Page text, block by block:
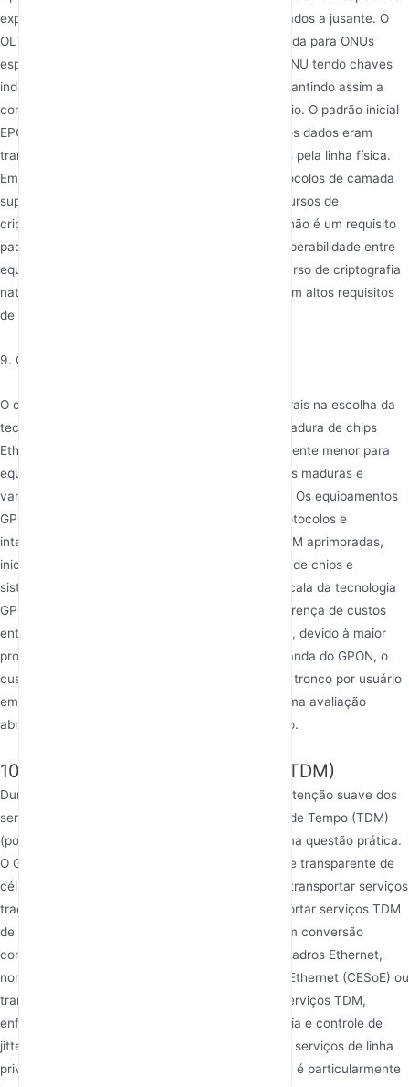
explicitamente o mecanismo de criptografia de dados a jusante. O
OLT pode criptografar a carga útil de dados enviada para ONUs
específicas usando criptografia AES, com cada ONU tendo chaves
independentes e atualizáveis dinamicamente, garantindo assim a
confidencialidade dos dados posteriores do usuário. O padrão inicial
EPON não exigia criptografia na camada de link; os dados eram
transmitidos como transmissões em texto simples pela linha física.
Embora isso possa ser corrigido por meio de protocolos de camada
superior (por exemplo, IPsec) ou adicionando recursos de
criptografia em implementações de dispositivos, não é um requisito
padrão nativo e pode levar a problemas de interoperabilidade entre
equipamentos de diferentes fornecedores. O recurso de criptografia
nativa do GPON reforça seu caso em cenários com altos requisitos
de segurança.
9. Custos de Equipamentos e Implantação
O custo é consistentemente um dos fatores centrais na escolha da
tecnologia. O EPON, aproveitando a tecnologia madura de chips
Ethernet, resulta em uma complexidade relativamente menor para
equipamentos OLT e ONU, com cadeias industriais maduras e
vantagens de custo historicamente significativas. Os equipamentos
GPON, devido ao manuseio mais complexo de protocolos e
integração de GFP, adaptação ATM e funções OAM aprimoradas,
inicialmente geraram custos mais altos de design de chips e
sistemas. No entanto, com a adoção em larga escala da tecnologia
GPON e o aumento da integração de chips, a diferença de custos
entre eles diminuiu significativamente. Além disso, devido à maior
proporção de divisão e eficiência da largura de banda do GPON, o
custo médio dos equipamentos e o custo da fibra tronco por usuário
em áreas densas podem ser menores, exigindo uma avaliação
abrangente baseada no custo total de construção.
10. Serviços de Suporte Legado (TDM)
Durante atualizações e reformas de rede, a manutenção suave dos
serviços existentes de Multiplexação por Divisão de Tempo (TDM)
(por exemplo, linhas telefônicas tradicionais) é uma questão prática.
O GFP do GPON suporta nativamente o transporte transparente de
células ATM, e o ATM é a tecnologia-chave para transportar serviços
tradicionais de TDM. Assim, o GPON pode transportar serviços TDM
de forma muito eficiente e com baixa latência sem conversão
complexa de protocolos. O EPON, baseado em quadros Ethernet,
normalmente requer Emulação de Circuito sobre Ethernet (CESoE) ou
transformação baseada em IP para transportar serviços TDM,
enfrentando mais desafios em termos de eficiência e controle de
jitter. Para operadores que ainda possuem muitos serviços de linha
privada ou voz legados, a característica do GPON é particularmente